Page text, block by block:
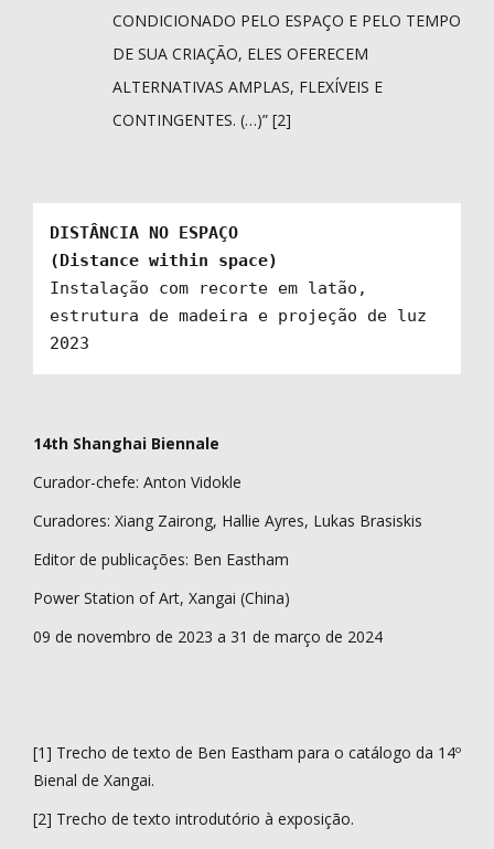
CONDICIONADO PELO ESPAÇO E PELO TEMPO
DE SUA CRIAÇÃO, ELES OFERECEM
ALTERNATIVAS AMPLAS, FLEXÍVEIS E
CONTINGENTES. (…)” [2]
DISTÂNCIA NO ESPAÇO
(Distance within space)
Instalação com recorte em latão,
estrutura de madeira e projeção de luz
2023
14th Shanghai Biennale
Curador-chefe: Anton Vidokle
Curadores: Xiang Zairong, Hallie Ayres, Lukas Brasiskis
Editor de publicações: Ben Eastham
Power Station of Art, Xangai (China)
09 de novembro de 2023 a 31 de março de 2024
[1] Trecho de texto de Ben Eastham para o catálogo da 14º
Bienal de Xangai.
[2] Trecho de texto introdutório à exposição.